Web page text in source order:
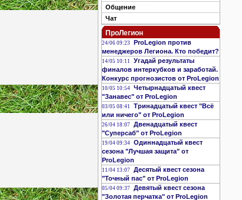
Общение
Чат
ПроЛегион
24/06 09:23
ProLegion против
менеджеров Легиона. Кто победит?
14/05 10:11
Угадай результаты
финалов интеркубков и заработай.
Конкурс прогнозистов от ProLegion
10/05 10:54 Четырнадцатый квест
"Занавес" от ProLegion
03/05 08:41
Тринадцатый квест "Всё
или ничего" от ProLegion
26/04 18:07 Двенадцатый квест
"Суперсаб" от ProLegion
19/04 09:34 Одиннадцатый квест
сезона "Лучшая защита" от
ProLegion
11/04 13:07 Десятый квест сезона
"Точный пас" от ProLegion
05/04 09:37 Девятый квест сезона
"Золотая перчатка" от ProLegion